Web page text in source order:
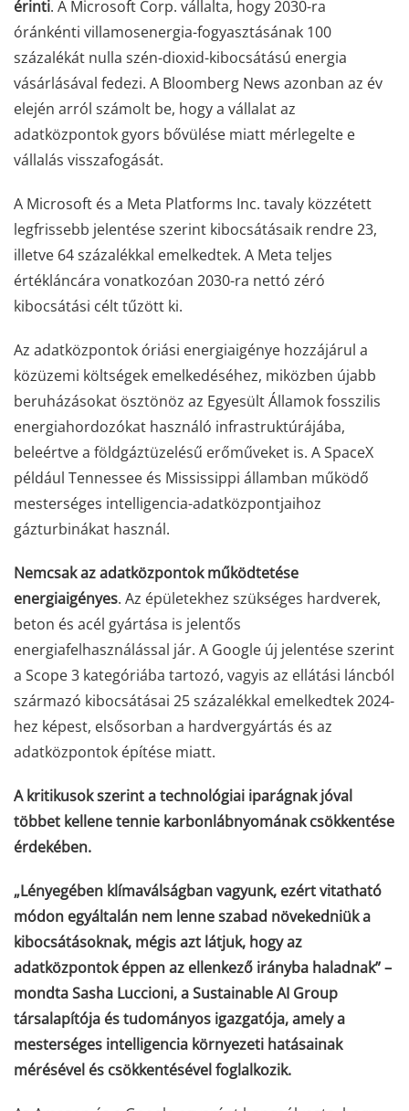
érinti. A Microsoft Corp. vállalta, hogy 2030-ra
óránkénti villamosenergia-fogyasztásának 100
százalékát nulla szén-dioxid-kibocsátású energia
vásárlásával fedezi. A Bloomberg News azonban az év
elején arról számolt be, hogy a vállalat az
adatközpontok gyors bővülése miatt mérlegelte e
vállalás visszafogását.
A Microsoft és a Meta Platforms Inc. tavaly közzétett
legfrissebb jelentése szerint kibocsátásaik rendre 23,
illetve 64 százalékkal emelkedtek. A Meta teljes
értékláncára vonatkozóan 2030-ra nettó zéró
kibocsátási célt tűzött ki.
Az adatközpontok óriási energiaigénye hozzájárul a
közüzemi költségek emelkedéséhez, miközben újabb
beruházásokat ösztönöz az Egyesült Államok fosszilis
energiahordozókat használó infrastruktúrájába,
beleértve a földgáztüzelésű erőműveket is. A SpaceX
például Tennessee és Mississippi államban működő
mesterséges intelligencia-adatközpontjaihoz
gázturbinákat használ.
Nemcsak az adatközpontok működtetése
energiaigényes. Az épületekhez szükséges hardverek,
beton és acél gyártása is jelentős
energiafelhasználással jár. A Google új jelentése szerint
a Scope 3 kategóriába tartozó, vagyis az ellátási láncból
származó kibocsátásai 25 százalékkal emelkedtek 2024-
hez képest, elsősorban a hardvergyártás és az
adatközpontok építése miatt.
A kritikusok szerint a technológiai iparágnak jóval
többet kellene tennie karbonlábnyomának csökkentése
érdekében.
„Lényegében klímaválságban vagyunk, ezért vitatható
módon egyáltalán nem lenne szabad növekedniük a
kibocsátásoknak, mégis azt látjuk, hogy az
adatközpontok éppen az ellenkező irányba haladnak” –
mondta Sasha Luccioni, a Sustainable AI Group
társalapítója és tudományos igazgatója, amely a
mesterséges intelligencia környezeti hatásainak
mérésével és csökkentésével foglalkozik.